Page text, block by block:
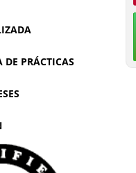
PRÁCTICAS